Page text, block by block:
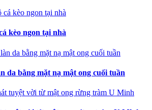
kèo ngon tại nhà
da bằng mặt nạ mật ong cuối tuần